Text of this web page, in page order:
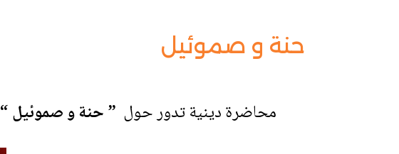
حنة و صموئيل
محاضرة دينية تدور حول ” حنة و صموئيل “